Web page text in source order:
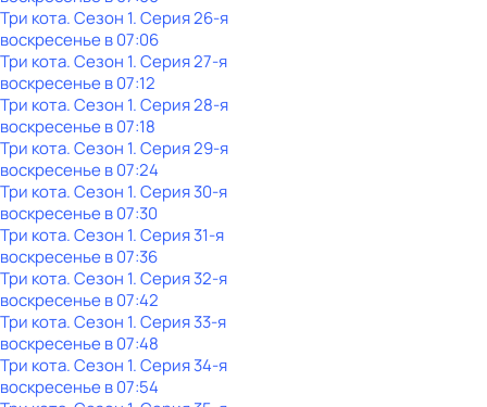
Три кота. Сезон 1. Серия 26-я
воскресенье в07:06
Три кота. Сезон 1. Серия 27-я
воскресенье в07:12
Три кота. Сезон 1. Серия 28-я
воскресенье в07:18
Три кота. Сезон 1. Серия 29-я
воскресенье в07:24
Три кота. Сезон 1. Серия 30-я
воскресенье в07:30
Три кота. Сезон 1. Серия 31-я
воскресенье в07:36
Три кота. Сезон 1. Серия 32-я
воскресенье в07:42
Три кота. Сезон 1. Серия 33-я
воскресенье в07:48
Три кота. Сезон 1. Серия 34-я
воскресенье в07:54